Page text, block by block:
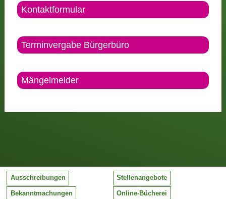
Kontaktformular
Terminvergabe Bürgerbüro
Mängelmelder
Ausschreibungen Stellenangebote
Bekanntmachungen Online-Bücherei